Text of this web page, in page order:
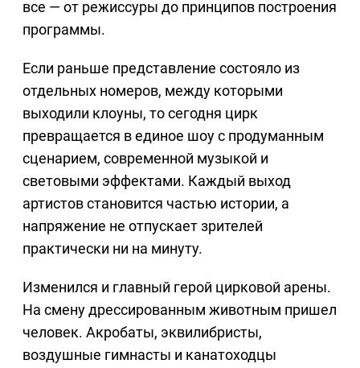
все — от режиссуры до принципов построения
программы.
Если раньше представление состояло из
отдельных номеров, между которыми
выходили клоуны, то сегодня цирк
превращается в единое шоу с продуманным
сценарием, современной музыкой и
световыми эффектами. Каждый выход
артистов становится частью истории, а
напряжение не отпускает зрителей
практически ни на минуту.
Изменился и главный герой цирковой арены.
На смену дрессированным животным пришел
человек. Акробаты, эквилибристы,
воздушные гимнасты и канатоходцы